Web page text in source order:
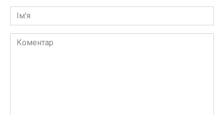
Ім'я
Коментар